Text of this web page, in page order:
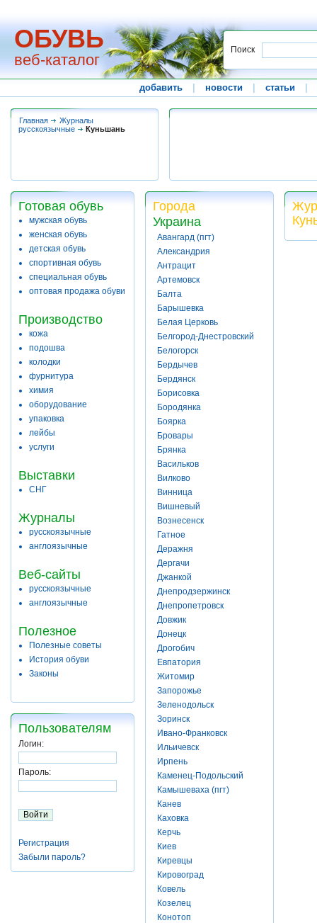
ОБУВЬ
веб-каталог
Поиск
добавить новости статьи
Главная
Журналы
русскоязычные
Куньшань
Готовая обувь
мужская обувь
женская обувь
детская обувь
спортивная обувь
специальная обувь
оптовая продажа обуви
Производство
кожа
подошва
колодки
фурнитура
химия
оборудование
упаковка
лейбы
услуги
Выставки
СНГ
Журналы
русскоязычные
англоязычные
Веб-сайты
русскоязычные
англоязычные
Полезное
Полезные советы
История обуви
Законы
Пользователям
Логин:
Пароль:
Регистрация
Забыли пароль?
Города
Украина
Авангард (пгт)
Александрия
Антрацит
Артемовск
Балта
Барышевка
Белая Церковь
Белгород-Днестровский
Белогорск
Бердычев
Бердянск
Борисовка
Бородянка
Боярка
Бровары
Брянка
Васильков
Вилково
Винница
Вишневый
Вознесенск
Гатное
Деражня
Дергачи
Джанкой
Днепродзержинск
Днепропетровск
Довжик
Донецк
Дрогобич
Евпатория
Житомир
Запорожье
Зеленодольск
Зоринск
Ивано-Франковск
Ильичевск
Ирпень
Каменец-Подольский
Камышеваха (пгт)
Канев
Каховка
Керчь
Киев
Киревцы
Кировоград
Ковель
Козелец
Конотоп